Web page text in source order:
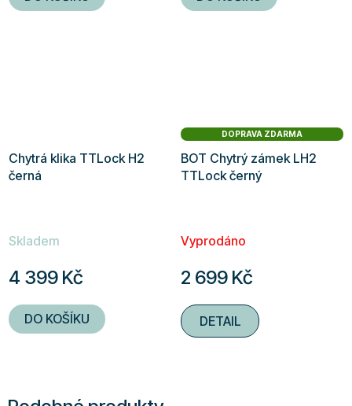
z
z
Chytrá klika TTLock H2
černá
Skladem
4 399 Kč
DO KOŠÍKU
DOPRAVA ZDARMA
BOT Chytrý zámek LH2
TTLock černý
Vyprodáno
2 699 Kč
DETAIL